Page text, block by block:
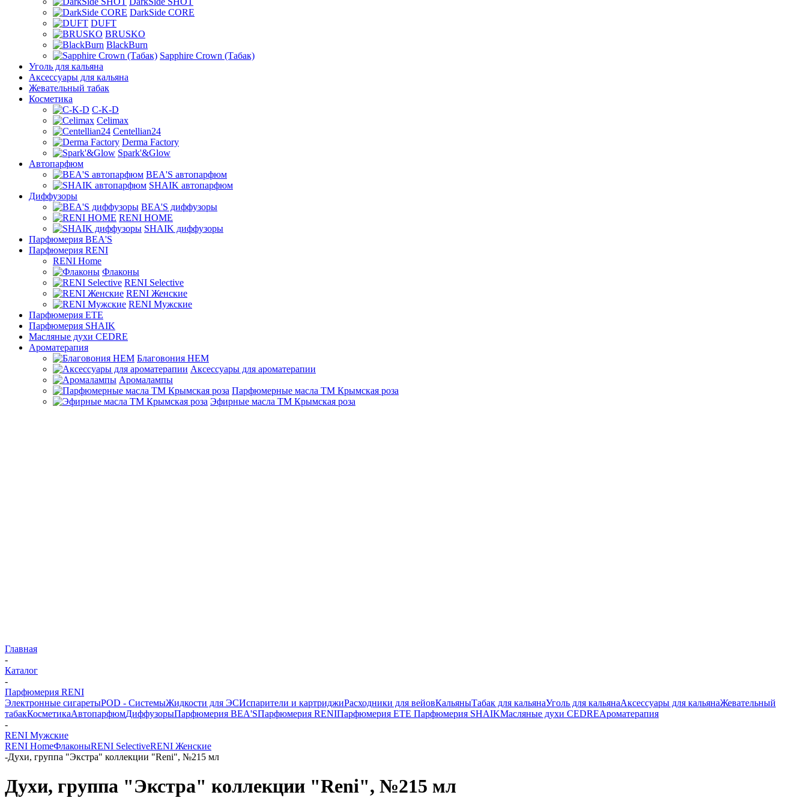
DarkSide CORE
DUFT
BRUSKO
BlackBurn
Sapphire Crown (Табак)
Уголь для кальяна
Аксессуары для кальяна
Жевательный табак
Косметика
C-K-D
Celimax
Centellian24
Derma Factory
Spark'&Glow
Автопарфюм
BEA'S автопарфюм
SHAIK автопарфюм
Диффузоры
BEA'S диффузоры
RENI HOME
SHAIK диффузоры
Парфюмерия BEA'S
Парфюмерия RENI
RENI Home
Флаконы
RENI Selective
RENI Женские
RENI Мужские
Парфюмерия ETE
Парфюмерия SHAIK
Масляные духи CEDRE
Ароматерапия
Благовония HEM
Аксессуары для ароматерапии
Аромалампы
Парфюмерные масла ТМ Крымская роза
Эфирные масла ТМ Крымская роза
Главная
-
Каталог
-
Парфюмерия RENI
Электронные сигаретыPOD - СистемыЖидкости для ЭСИспарители и картриджиРасходники для вейовКальяныТабак для кальянаУголь для кальянаАксессуары для кальянаЖевательный
табакКосметикаАвтопарфюмДиффузорыПарфюмерия BEA'SПарфюмерия RENIПарфюмерия ETE Парфюмерия SHAIKМасляные духи CEDREАроматерапия
-
RENI Мужские
RENI HomeФлаконыRENI SelectiveRENI Женские
-Духи, группа "Экстра" коллекции "Reni", №215 мл
Духи, группа "Экстра" коллекции "Reni", №215 мл